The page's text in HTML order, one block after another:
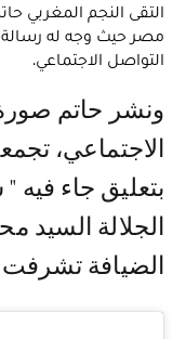
التقى النجم المغربي
مصر حيث وجه له
التواصل الاجتماعي.
ونشر حاتم صورة على مواقع التواصل
الاجتماعي،
بتعليق جاء
الجلالة
الضيافة تشرفت